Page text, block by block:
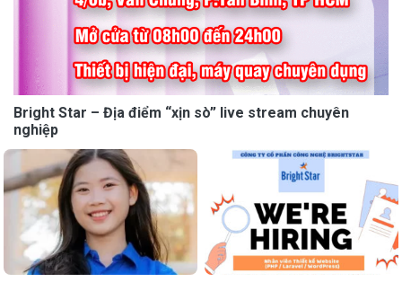
Bright Star – Địa điểm “xịn sò” live stream chuyên
nghiệp